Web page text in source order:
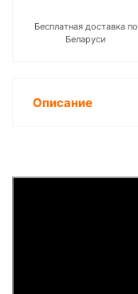
Бесплатная доставка по
Беларуси
Описание